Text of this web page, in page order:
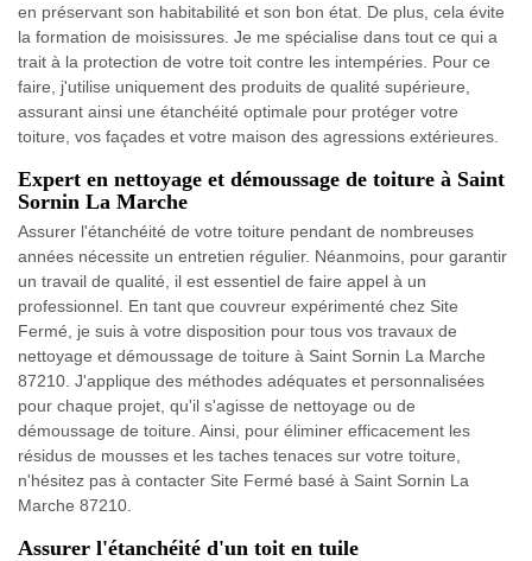
en préservant son habitabilité et son bon état. De plus, cela évite
la formation de moisissures. Je me spécialise dans tout ce qui a
trait à la protection de votre toit contre les intempéries. Pour ce
faire, j'utilise uniquement des produits de qualité supérieure,
assurant ainsi une étanchéité optimale pour protéger votre
toiture, vos façades et votre maison des agressions extérieures.
Expert en nettoyage et démoussage de toiture à Saint
Sornin La Marche
Assurer l'étanchéité de votre toiture pendant de nombreuses
années nécessite un entretien régulier. Néanmoins, pour garantir
un travail de qualité, il est essentiel de faire appel à un
professionnel. En tant que couvreur expérimenté chez Site
Fermé, je suis à votre disposition pour tous vos travaux de
nettoyage et démoussage de toiture à Saint Sornin La Marche
87210. J'applique des méthodes adéquates et personnalisées
pour chaque projet, qu'il s'agisse de nettoyage ou de
démoussage de toiture. Ainsi, pour éliminer efficacement les
résidus de mousses et les taches tenaces sur votre toiture,
n'hésitez pas à contacter Site Fermé basé à Saint Sornin La
Marche 87210.
Assurer l'étanchéité d'un toit en tuile